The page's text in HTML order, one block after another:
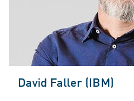
David Faller (IBM)